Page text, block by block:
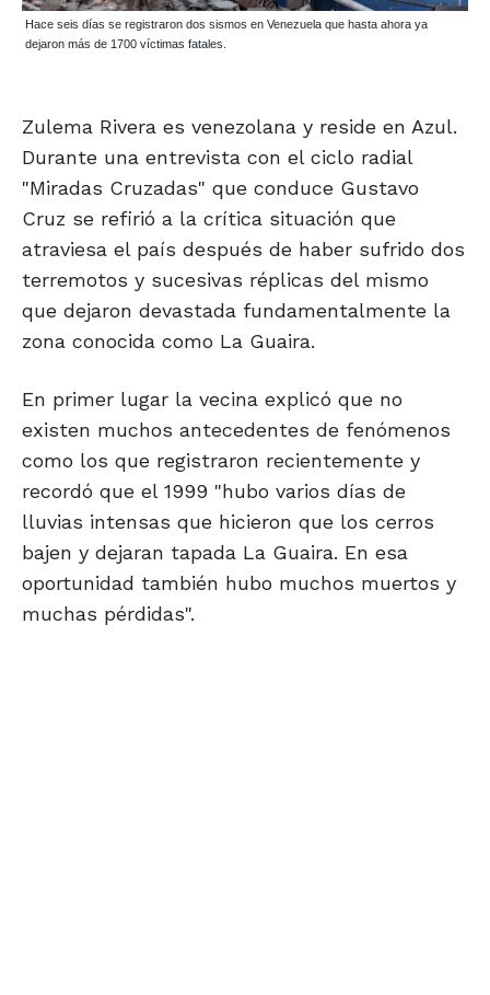
Hace seis días se registraron dos sismos en Venezuela que hasta ahora ya
dejaron más de 1700 víctimas fatales.
Zulema Rivera es venezolana y reside en Azul.
Durante una entrevista con el ciclo radial
"Miradas Cruzadas" que conduce Gustavo
Cruz se refirió a la crítica situación que
atraviesa el país después de haber sufrido dos
terremotos y sucesivas réplicas del mismo
que dejaron devastada fundamentalmente la
zona conocida como La Guaira.
En primer lugar la vecina explicó que no
existen muchos antecedentes de fenómenos
como los que registraron recientemente y
recordó que el 1999 "hubo varios días de
lluvias intensas que hicieron que los cerros
bajen y dejaran tapada La Guaira. En esa
oportunidad también hubo muchos muertos y
muchas pérdidas".